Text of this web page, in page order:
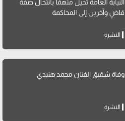
النيابة العامة تحيل متهمًا بانتحال صفة
قاضٍ وآخرين إلى المحاكمة
النشرة
وفاة شقيق الفنان محمد هنيدي
النشرة